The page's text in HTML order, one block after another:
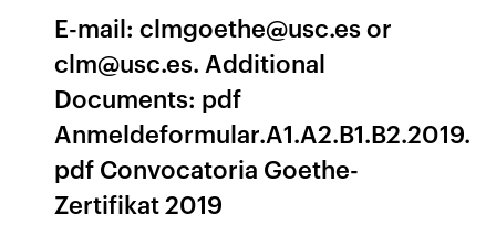
E-mail: clmgoethe@usc.es or
clm@usc.es. Additional
Documents: pdf
Anmeldeformular.A1.A2.B1.B2.2019.
pdf Convocatoria Goethe-
Zertifikat 2019